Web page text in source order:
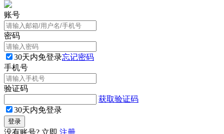
账号
密码
30天内免登录忘记密码
手机号
验证码
获取验证码
30天内免登录